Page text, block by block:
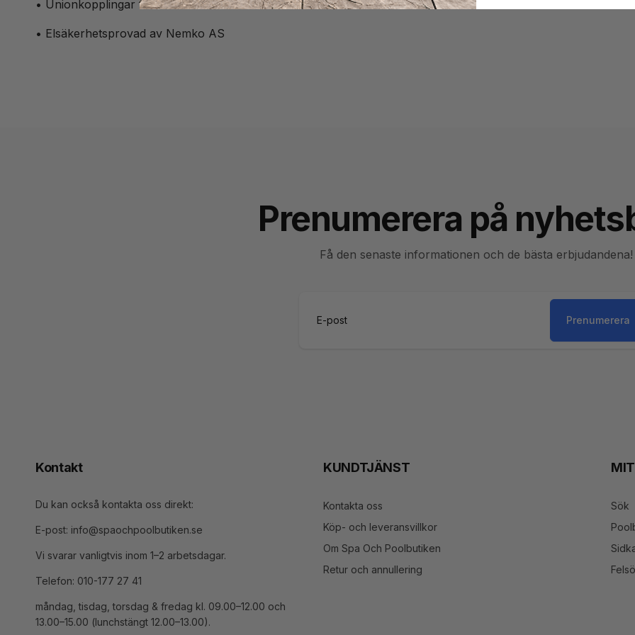
• Unionkopplingar för Ø 50 mm rör
• Elsäkerhetsprovad av Nemko AS
Prenumerera på
Få den senaste informationen och de bästa erbjudandena!
Prenumerera
Kontakt
Du kan också kontakta oss direkt:
E-post: info@spaochpoolbutiken.se
Vi svarar vanligtvis inom 1–2 arbetsdagar.
Telefon: 010-177 27 41
måndag, tisdag, torsdag & fredag kl. 09.00–12.00 och
13.00–15.00 (lunchstängt 12.00–13.00).
KUNDTJÄNST
Kontakta oss
Köp- och leveransvillkor
Om Spa Och Poolbutiken
Retur och annullering
Sök